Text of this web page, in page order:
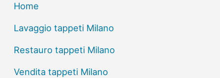
Home
Lavaggio tappeti Milano
Restauro tappeti Milano
Vendita tappeti Milano